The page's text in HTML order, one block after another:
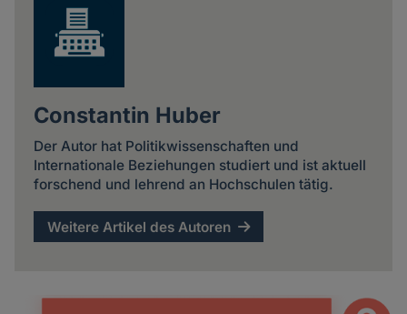
Constantin Huber
Der Autor hat Politikwissenschaften und
Internationale Beziehungen studiert und ist aktuell
forschend und lehrend an Hochschulen tätig.
Weitere Artikel des Autoren